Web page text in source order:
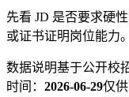
先看 JD 是否要求硬
或证书证明岗位能力
数据说明基于公开校
时间： 2026-06-29仅